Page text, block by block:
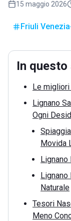
15 maggio 2026
Friuli
In
Le
Lignano
Ogni
Movida
Lignano
Lignano
Naturale
Tesori
Meno